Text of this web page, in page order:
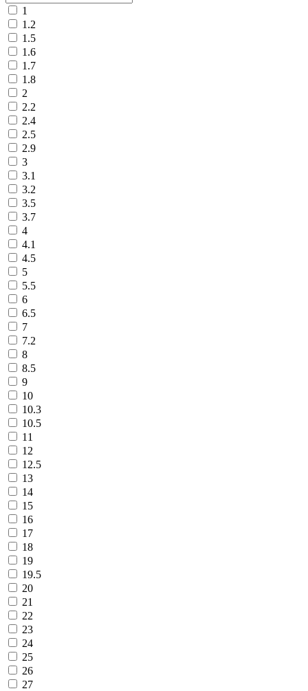
1
1.2
1.5
1.6
1.7
1.8
2
2.2
2.4
2.5
2.9
3
3.1
3.2
3.5
3.7
4
4.1
4.5
5
5.5
6
6.5
7
7.2
8
8.5
9
10
10.3
10.5
11
12
12.5
13
14
15
16
17
18
19
19.5
20
21
22
23
24
25
26
27